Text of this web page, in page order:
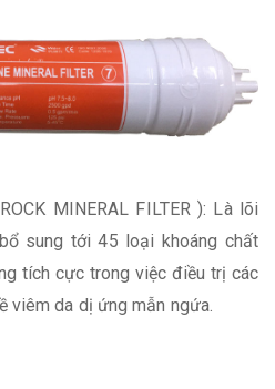
MINERAL FILTER ): Là lõi
sung tới 45 loại khoáng chất
tích cực trong việc điều trị các
viêm da dị ứng mẫn ngứa.